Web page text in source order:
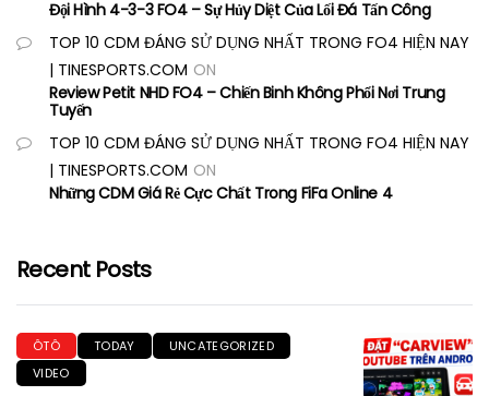
Đội Hình 4-3-3 FO4 – Sự Hủy Diệt Của Lối Đá Tấn Công
TOP 10 CDM ĐÁNG SỬ DỤNG NHẤT TRONG FO4 HIỆN NAY
| TINESPORTS.COM ON
Review Petit NHD FO4 – Chiến Binh Không Phổi Nơi Trung
Tuyến
TOP 10 CDM ĐÁNG SỬ DỤNG NHẤT TRONG FO4 HIỆN NAY
| TINESPORTS.COM ON
Những CDM Giá Rẻ Cực Chất Trong FiFa Online 4
Recent Posts
ÔTÔ TODAY
UNCATEGORIZED
VIDEO